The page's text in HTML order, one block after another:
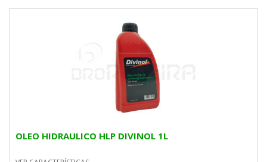
OLEO HIDRAULICO HLP DIVINOL 1L